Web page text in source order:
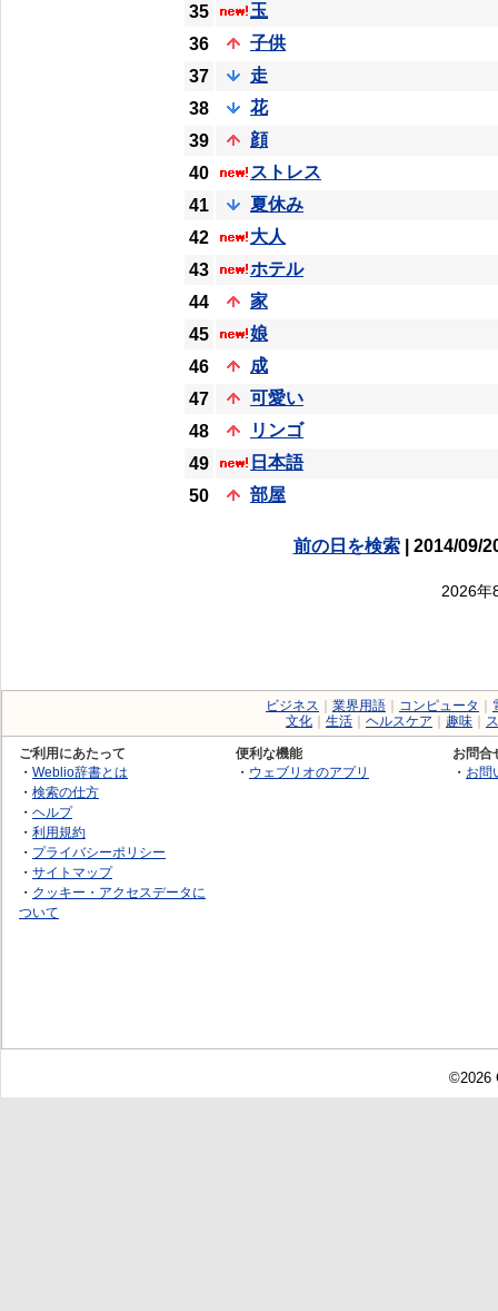
35
玉
36
子供
37
走
38
花
39
顔
40
ストレス
41
夏休み
42
大人
43
ホテル
44
家
45
娘
46
成
47
可愛い
48
リンゴ
49
日本語
50
部屋
前の日を検索| 2014/09/
2026年
ビジネス 業界用語 コンピュータ
文化
生活 ヘルスケア 趣味
ご利用にあたって
・ Weblio辞書とは
・ 検索の仕方
・ ヘルプ
・ 利用規約
・ プライバシーポリシー
・ サイトマップ
・ クッキー・アクセスデータに
ついて
便利な機能
・ ウェブリオのアプリ
お問合
・ お問
©2026